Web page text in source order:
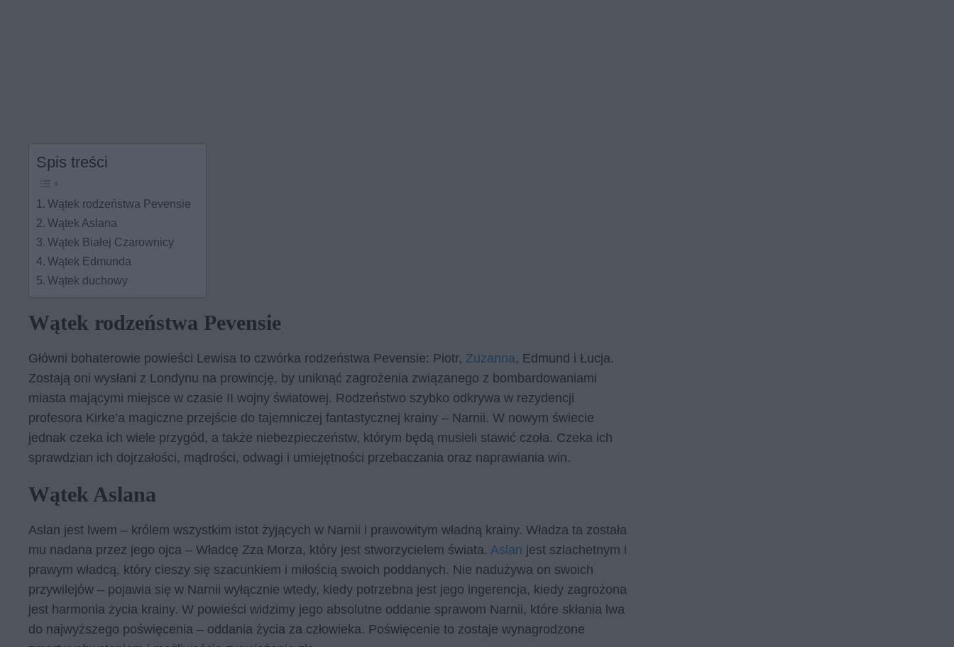
Spis treści
Wątek rodzeństwa Pevensie
Wątek Aslana
Wątek Białej Czarownicy
Wątek Edmunda
Wątek duchowy
Wątek rodzeństwa Pevensie
Główni bohaterowie powieści Lewisa to czwórka rodzeństwa Pevensie: Piotr, Zuzanna, Edmund i Łucja.
Zostają oni wysłani z Londynu na prowincję, by uniknąć zagrożenia związanego z bombardowaniami
miasta mającymi miejsce w czasie II wojny światowej. Rodzeństwo szybko odkrywa w rezydencji
profesora Kirke’a magiczne przejście do tajemniczej fantastycznej krainy – Narnii. W nowym świecie
jednak czeka ich wiele przygód, a także niebezpieczeństw, którym będą musieli stawić czoła. Czeka ich
sprawdzian ich dojrzałości, mądrości, odwagi i umiejętności przebaczania oraz naprawiania win.
Wątek Aslana
Aslan jest lwem – królem wszystkim istot żyjących w Narnii i prawowitym władną krainy. Władza ta została
mu nadana przez jego ojca – Władcę Zza Morza, który jest stworzycielem świata. Aslan jest szlachetnym i
prawym władcą, który cieszy się szacunkiem i miłością swoich poddanych. Nie nadużywa on swoich
przywilejów – pojawia się w Narnii wyłącznie wtedy, kiedy potrzebna jest jego ingerencja, kiedy zagrożona
jest harmonia życia krainy. W powieści widzimy jego absolutne oddanie sprawom Narnii, które skłania lwa
do najwyższego poświęcenia – oddania życia za człowieka. Poświęcenie to zostaje wynagrodzone